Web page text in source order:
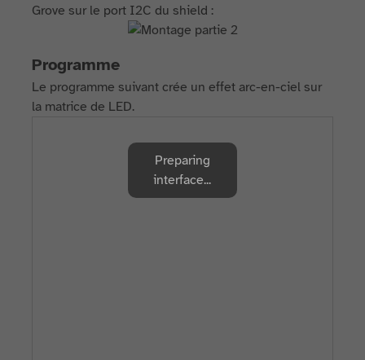
Grove sur le port I2C du shield :
Programme
Le programme suivant crée un effet arc-en-ciel sur
la matrice de LED.
Preparing
interface...